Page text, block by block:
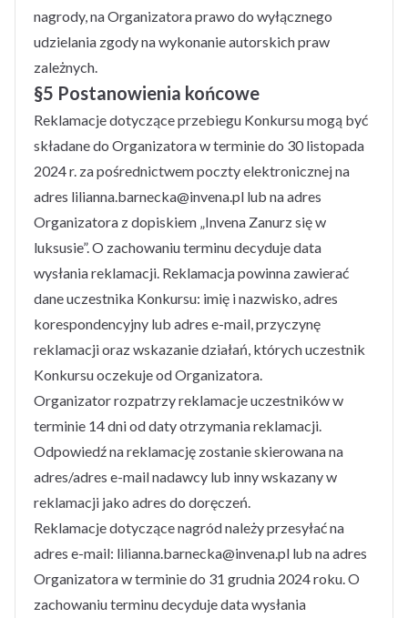
nagrody, na Organizatora prawo do wyłącznego
udzielania zgody na wykonanie autorskich praw
zależnych.
§5 Postanowienia końcowe
Reklamacje dotyczące przebiegu Konkursu mogą być
składane do Organizatora w terminie do 30 listopada
2024 r. za pośrednictwem poczty elektronicznej na
adres lilianna.barnecka@invena.pl lub na adres
Organizatora z dopiskiem „Invena Zanurz się w
luksusie”. O zachowaniu terminu decyduje data
wysłania reklamacji. Reklamacja powinna zawierać
dane uczestnika Konkursu: imię i nazwisko, adres
korespondencyjny lub adres e-mail, przyczynę
reklamacji oraz wskazanie działań, których uczestnik
Konkursu oczekuje od Organizatora.
Organizator rozpatrzy reklamacje uczestników w
terminie 14 dni od daty otrzymania reklamacji.
Odpowiedź na reklamację zostanie skierowana na
adres/adres e-mail nadawcy lub inny wskazany w
reklamacji jako adres do doręczeń.
Reklamacje dotyczące nagród należy przesyłać na
adres e-mail: lilianna.barnecka@invena.pl lub na adres
Organizatora w terminie do 31 grudnia 2024 roku. O
zachowaniu terminu decyduje data wysłania